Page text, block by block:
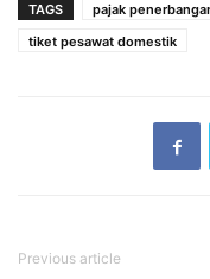
TAGS pajak
tiket pesawat domestik
Previous article